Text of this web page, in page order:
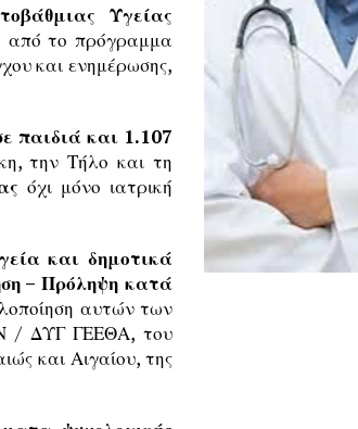
Υγείας
από το πρόγραμμα
και ενημέρωσης,
παιδιά και 1.107
την Τήλο και τη
όχι μόνο ιατρική
και δημοτικά
– Πρόληψη κατά
αυτών των
/ ΔΥΓ ΓΕΕΘΑ, του
και Αιγαίου, της